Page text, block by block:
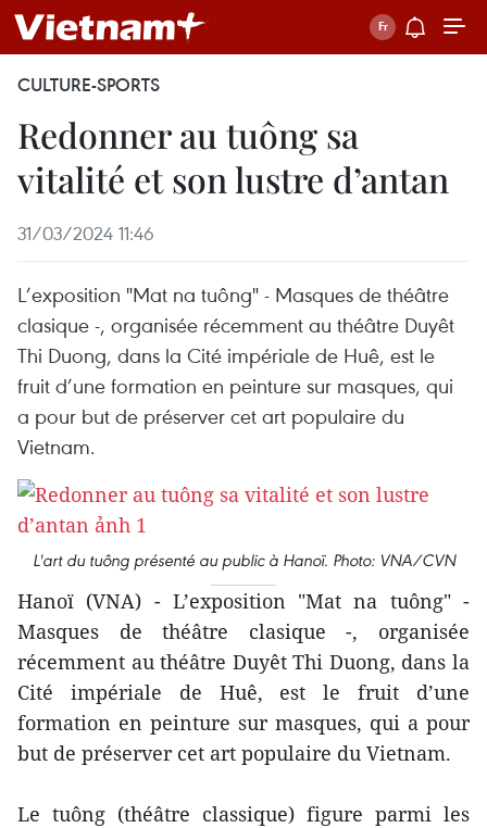
CULTURE-SPORTS
Redonner au tuông sa
vitalité et son lustre d’antan
31/03/2024 11:46
L’exposition "Mat na tuông" - Masques de théâtre
clasique -, organisée récemment au théâtre Duyêt
Thi Duong, dans la Cité impériale de Huê, est le
fruit d’une formation en peinture sur masques, qui
a pour but de préserver cet art populaire du
Vietnam.
L'art du tuông présenté au public à Hanoï. Photo: VNA/CVN
Hanoï (VNA) - L’exposition "Mat na tuông" -
Masques de théâtre clasique -, organisée
récemment au théâtre Duyêt Thi Duong, dans la
Cité impériale de Huê, est le fruit d’une
formation en peinture sur masques, qui a pour
but de préserver cet art populaire du Vietnam.
Le tuông (théâtre classique) figure parmi les